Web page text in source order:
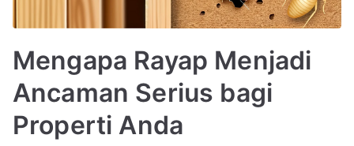
Mengapa Rayap Menjadi
Ancaman Serius bagi
Properti Anda